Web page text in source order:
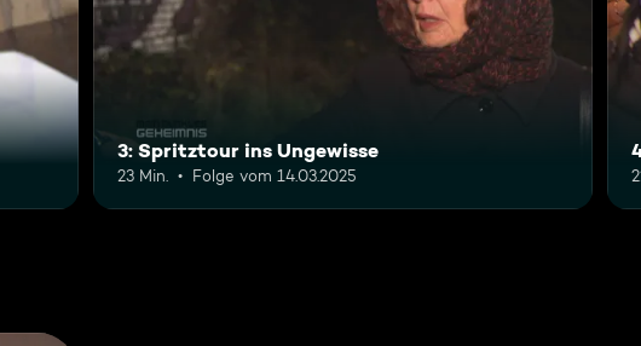
3: Spritztour ins Ungewisse
23 Min. Folge vom 14.03.2025